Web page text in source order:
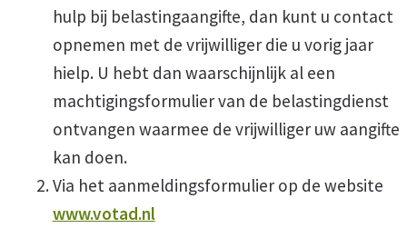
hulp bij belastingaangifte, dan kunt u contact
opnemen met de vrijwilliger die u vorig jaar
hielp. U hebt dan waarschijnlijk al een
machtigingsformulier van de belastingdienst
ontvangen waarmee de vrijwilliger uw aangifte
kan doen.
Via het aanmeldingsformulier op de website
www.votad.nl